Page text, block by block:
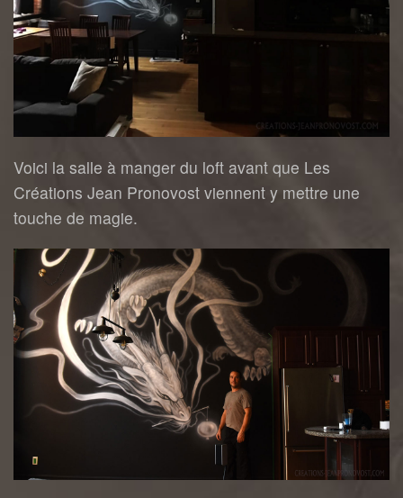
Voici la salle à manger du loft avant que Les
Créations Jean Pronovost viennent y mettre une
touche de magie.